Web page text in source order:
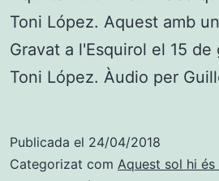
Toni López. Aquest amb
Gravat a l'Esquirol el 15
Toni López. Àudio per
Publicada el 24/04/2018
Categorizat com Aquest sol hi